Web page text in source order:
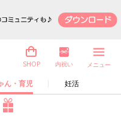
ん・育児 妊活
SHOP 内祝い メニュー